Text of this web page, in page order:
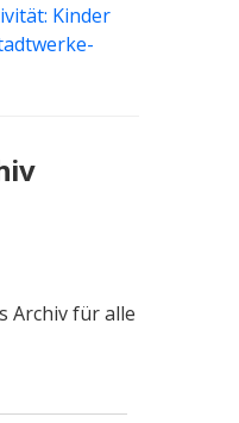
Kinder
Archiv für alle